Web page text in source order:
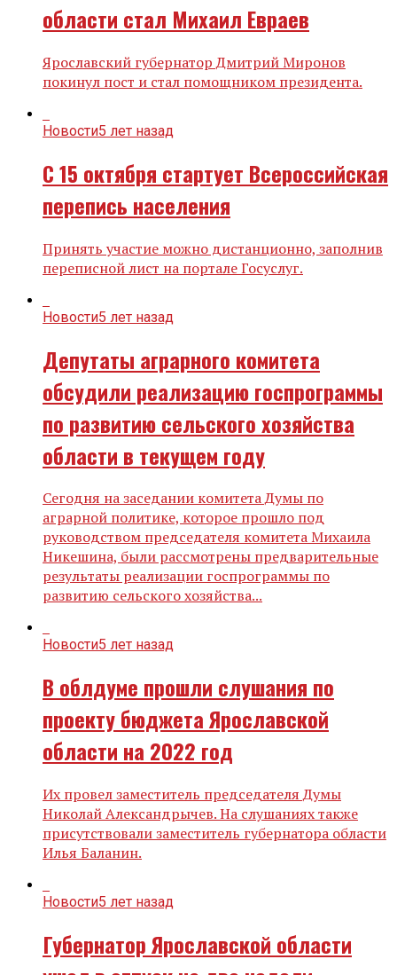
области стал Михаил Евраев
Ярославский губернатор Дмитрий Миронов
покинул пост и стал помощником президента.
Новости5 лет назад
С 15 октября стартует Всероссийская
перепись населения
Принять участие можно дистанционно, заполнив
переписной лист на портале Госуслуг.
Новости5 лет назад
Депутаты аграрного комитета
обсудили реализацию госпрограммы
по развитию сельского хозяйства
области в текущем году
Сегодня на заседании комитета Думы по
аграрной политике, которое прошло под
руководством председателя комитета Михаила
Никешина, были рассмотрены предварительные
результаты реализации госпрограммы по
развитию сельского хозяйства...
Новости5 лет назад
В облдуме прошли слушания по
проекту бюджета Ярославской
области на 2022 год
Их провел заместитель председателя Думы
Николай Александрычев. На слушаниях также
присутствовали заместитель губернатора области
Илья Баланин.
Новости5 лет назад
Губернатор Ярославской области